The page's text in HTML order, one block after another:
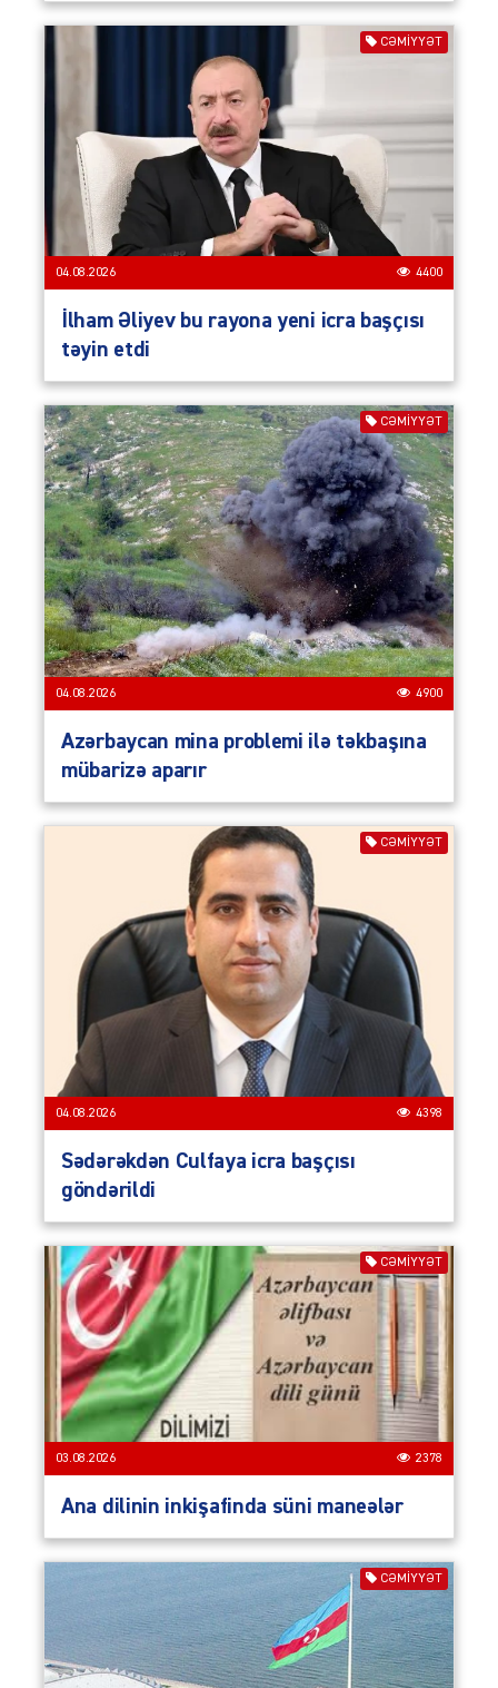
CƏMIYYƏT
04.08.2026 4400
İlham Əliyev bu rayona yeni icra başçısı
təyin etdi
CƏMIYYƏT
04.08.2026 4900
Azərbaycan mina problemi ilə təkbaşına
mübarizə aparır
CƏMIYYƏT
04.08.2026 4398
Sədərəkdən Culfaya icra başçısı
göndərildi
CƏMIYYƏT
03.08.2026 2378
Ana dilinin inkişafinda süni maneələr
CƏMIYYƏT